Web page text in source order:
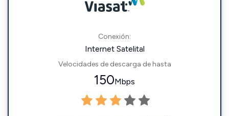
Conexión:
Internet Satelital
Velocidades de descarga de hasta
150Mbps